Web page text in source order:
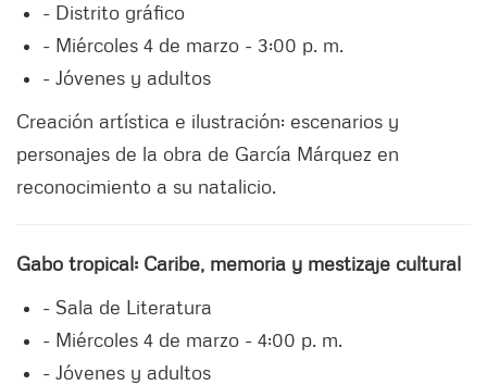
- Distrito gráfico
- Miércoles 4 de marzo - 3:00 p. m.
- Jóvenes y adultos
Creación artística e ilustración: escenarios y
personajes de la obra de García Márquez en
reconocimiento a su natalicio.
Gabo tropical: Caribe, memoria y mestizaje cultural
- Sala de Literatura
- Miércoles 4 de marzo - 4:00 p. m.
- Jóvenes y adultos